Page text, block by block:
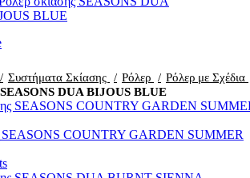
Συστήματα Σκίασης Ρόλερ
Ρόλερ με Σχέδια
SEASONS DUA BIJOUS BLUE
SEASONS COUNTRY GARDEN SUMMER